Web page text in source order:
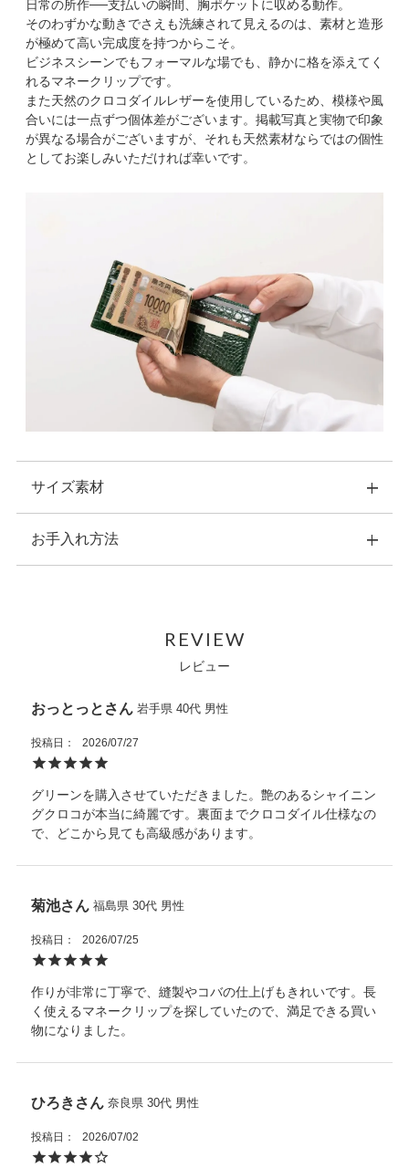
日常の所作──支払いの瞬間、胸ポケットに収める動作。
そのわずかな動きでさえも洗練されて見えるのは、素材と造形
が極めて高い完成度を持つからこそ。
ビジネスシーンでもフォーマルな場でも、静かに格を添えてく
れるマネークリップです。
また天然のクロコダイルレザーを使用しているため、模様や風
合いには一点ずつ個体差がございます。掲載写真と実物で印象
が異なる場合がございますが、それも天然素材ならではの個性
としてお楽しみいただければ幸いです。
サイズ素材
内側収納：カードポケット×8
お手入れ方法
・水などにぬれた場合は、直ちに拭き取り、風通しの良い場所
で自然乾燥させてください。
ください。
・洗濯機は使用しないでください。クリーニング専門店をご利
用ください。
・熱源や日光に長時間晒さないでください。
埃、湿気を避けてください。
また天然皮革に関してはワシントン条約を元に適正に輸入され
た商品を販売しています。
REVIEW
レビュー
おっとっと 岩手県 40代 男性
投稿日 2026/07/27
グリーンを購入させていただきました。艶のあるシャイニン
グクロコが本当に綺麗です。裏面までクロコダイル仕様なの
で、どこから見ても高級感があります。
菊池 福島県 30代 男性
投稿日 2026/07/25
作りが非常に丁寧で、縫製やコバの仕上げもきれいです。長
く使えるマネークリップを探していたので、満足できる買い
物になりました。
ひろき 奈良県 30代 男性
投稿日 2026/07/02